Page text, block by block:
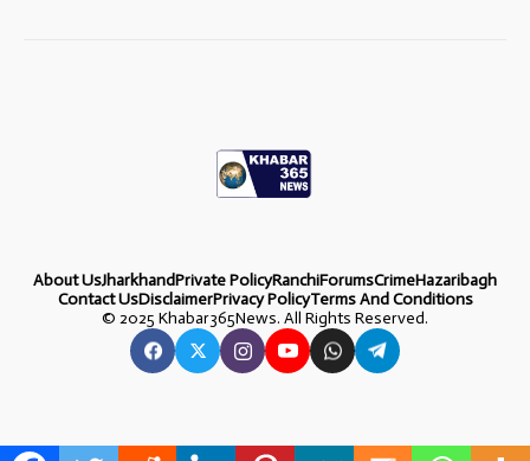
About UsJharkhandPrivate PolicyRanchiForumsCrimeHazaribagh
Contact UsDisclaimerPrivacy PolicyTerms And Conditions
© 2025 Khabar365News. All Rights Reserved.